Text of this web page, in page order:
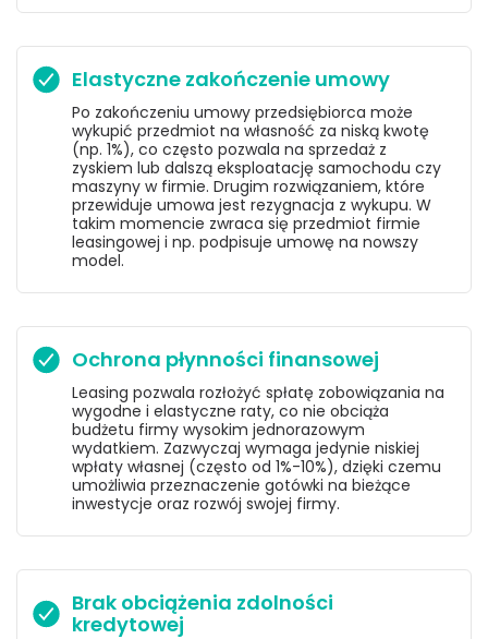
Elastyczne zakończenie umowy
Po zakończeniu umowy przedsiębiorca może
wykupić przedmiot na własność za niską kwotę
(np. 1%), co często pozwala na sprzedaż z
zyskiem lub dalszą eksploatację samochodu czy
maszyny w firmie. Drugim rozwiązaniem, które
przewiduje umowa jest rezygnacja z wykupu. W
takim momencie zwraca się przedmiot firmie
leasingowej i np. podpisuje umowę na nowszy
model.
Ochrona płynności finansowej
Leasing pozwala rozłożyć spłatę zobowiązania na
wygodne i elastyczne raty, co nie obciąża
budżetu firmy wysokim jednorazowym
wydatkiem. Zazwyczaj wymaga jedynie niskiej
wpłaty własnej (często od 1%-10%), dzięki czemu
umożliwia przeznaczenie gotówki na bieżące
inwestycje oraz rozwój swojej firmy.
Brak obciążenia zdolności
kredytowej